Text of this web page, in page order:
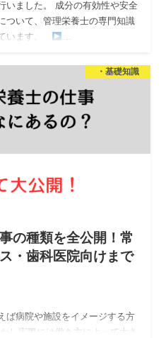
いました。 成分の有効性や安全
ついて、管理栄養士の専門知識
います。
…
・基礎知識
の種類を全公開！常
・歯科医院向けまで
ば病院や施設をイメージする方
し実際には働き方によって大き